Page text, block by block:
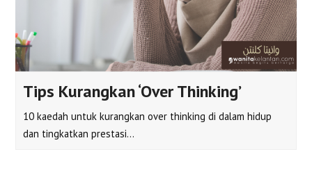
Tips Kurangkan ‘Over Thinking’
10 kaedah untuk kurangkan over thinking di dalam hidup
dan tingkatkan prestasi…